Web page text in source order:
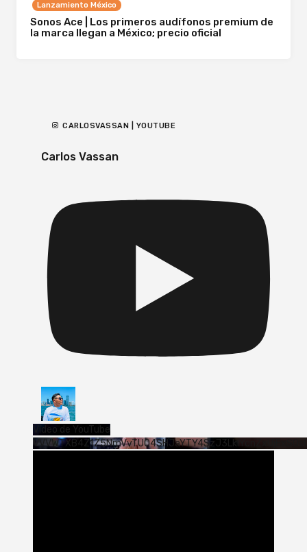
Lanzamiento México
Sonos Ace | Los primeros audífonos premium de
la marca llegan a México; precio oficial
CARLOSVASSAN | YOUTUBE
Carlos Vassan
Vídeo de YouTube